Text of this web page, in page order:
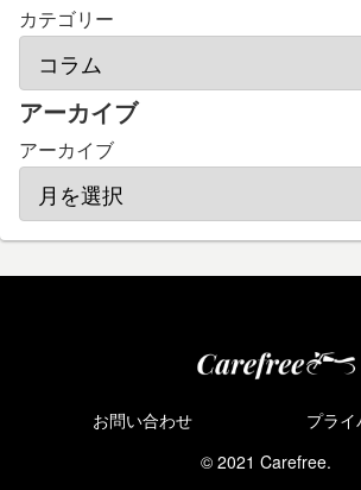
カテゴリー
アーカイブ
アーカイブ
お問い合わせ
プラ
© 2021 Carefree.